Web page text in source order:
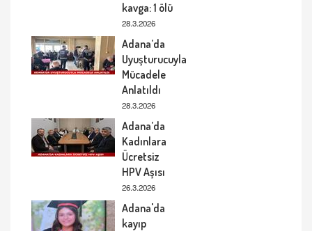
kavga: 1 ölü
28.3.2026
Adana’da
Uyuşturucuyla
Mücadele
Anlatıldı
28.3.2026
Adana’da
Kadınlara
Ücretsiz
HPV Aşısı
26.3.2026
Adana'da
kayıp